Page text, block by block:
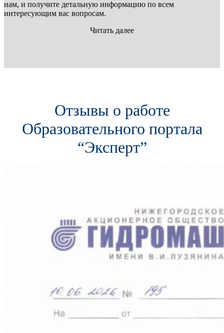
нам, и получите детальную информацию по всем
интересующим вас вопросам.
Читать далее
Отзывы о работе
Образовательного портала
“Эксперт”